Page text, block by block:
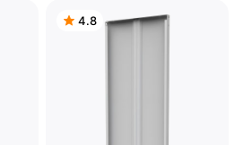
4.8